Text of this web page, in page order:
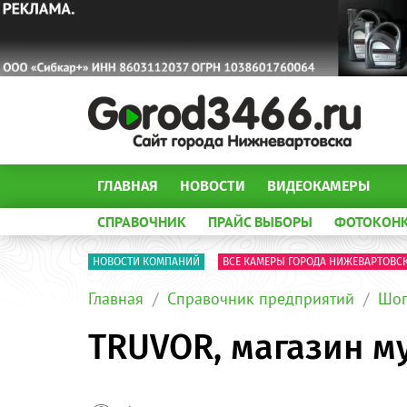
ГЛАВНАЯ НОВОСТИ ВИДЕОКАМЕРЫ
СПРАВОЧНИК ПРАЙС ВЫБОРЫ
НОВОСТИ КОМПАНИЙ ВСЕ КАМЕРЫ ГОРОДА
Главная Справочник предприятий
TRUVOR, магазин